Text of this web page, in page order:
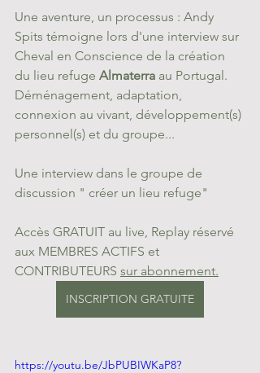
Une aventure, un processus : Andy
Spits témoigne lors d'une interview sur
Cheval en Conscience de la création
du lieu refuge Almaterra au Portugal.
Déménagement, adaptation,
connexion au vivant, développement(s)
personnel(s) et du groupe...
Une interview dans le groupe de
discussion " créer un lieu refuge"
Accès GRATUIT au live, Replay réservé
aux MEMBRES ACTIFS et
CONTRIBUTEURS sur abonnement.
INSCRIPTION GRATUITE
https://youtu.be/JbPUBIWKaP8?